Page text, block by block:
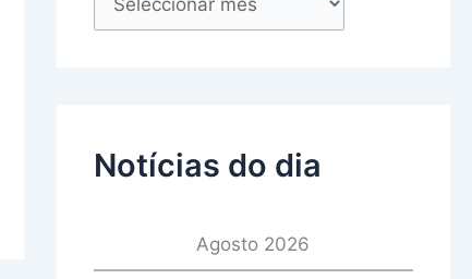
Notícias do dia
Agosto 2026